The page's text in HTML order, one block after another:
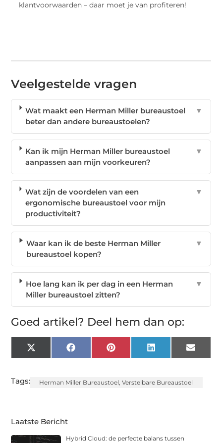
klantvoorwaarden – daar moet je van profiteren!
Veelgestelde vragen
Wat maakt een Herman Miller bureaustoel
beter dan andere bureaustoelen?
▼
Kan ik mijn Herman Miller bureaustoel
aanpassen aan mijn voorkeuren?
▼
Wat zijn de voordelen van een
ergonomische bureaustoel voor mijn
productiviteit?
▼
Waar kan ik de beste Herman Miller
bureaustoel kopen?
▼
Hoe lang kan ik per dag in een Herman
Miller bureaustoel zitten?
▼
Goed artikel? Deel hem dan op:
X
(Twitter)
FacebookPinterest LinkedIn Email
Tags: Herman Miller Bureaustoel ,Verstelbare Bureaustoel
Laatste Bericht
Hybrid Cloud: de perfecte balans tussen